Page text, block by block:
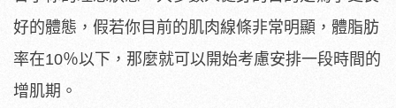
好的體態，假若你目前的肌肉線條非常明顯，體脂肪
率在10％以下，那麼就可以開始考慮安排一段時間的
增肌期。